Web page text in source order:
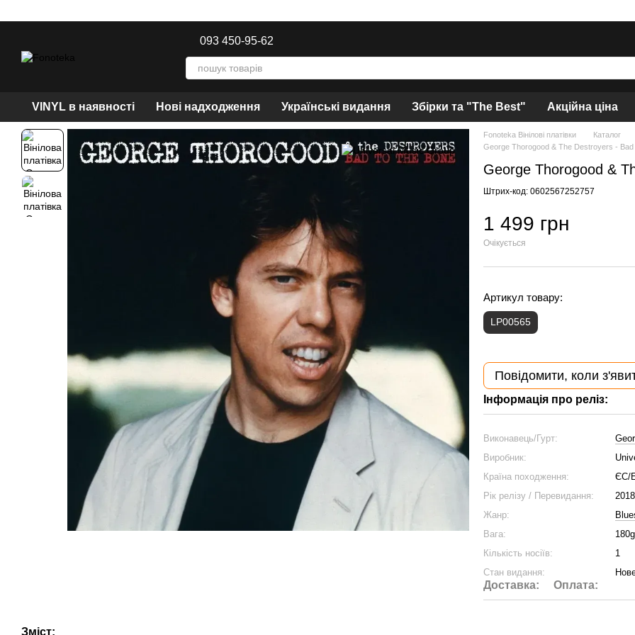
093 450-95-62
VINYL в наявності Нові надходження Українські видання Збірки та "The Best" Акційна ціна
Fonoteka Вінілові платівки
Каталог
George Thorogood & The Destroyers -
George Thorogood &
Штрих-код: 0602567252757
1 499 грн
Очікується
Артикул товару:
LP00565
Повідомити, коли
Інформація про реліз:
Виконавець/Гурт:
Виробник:
Країна походження:
ЄС/
Рік релізу / Перевидання:
2018
Жанр:
Вага:
Кількість носіїв:
1
Стан видання:
Доставка: Оплата:
Зміст: